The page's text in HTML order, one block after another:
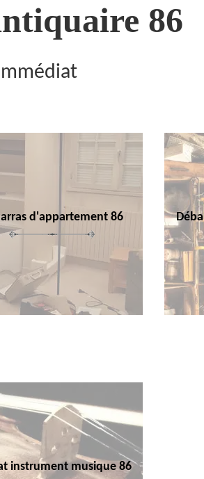
86
d'appartement 86
instrument musique 86